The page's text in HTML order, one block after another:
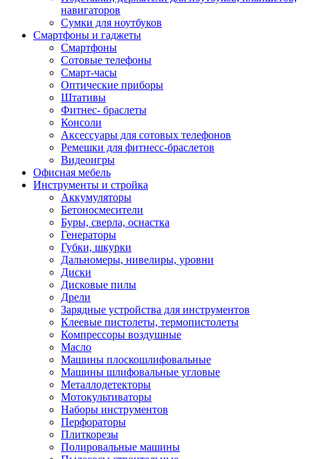
навигаторов
Сумки для ноутбуков
Смартфоны и гаджеты
Смартфоны
Сотовые телефоны
Смарт-часы
Оптические приборы
Штативы
Фитнес- браслеты
Консоли
Аксессуары для сотовых телефонов
Ремешки для фитнесс-браслетов
Видеоигры
Офисная мебель
Инструменты и стройка
Аккумуляторы
Бетоносмесители
Буры, сверла, оснастка
Генераторы
Губки, шкурки
Дальномеры, нивелиры, уровни
Диски
Дисковые пилы
Дрели
Зарядные устройства для инструментов
Клеевые пистолеты, термопистолеты
Компрессоры воздушные
Масло
Машины плоскошлифовальные
Машины шлифовальные угловые
Металлодетекторы
Мотокультиваторы
Наборы инструментов
Перфораторы
Плиткорезы
Полировальные машины